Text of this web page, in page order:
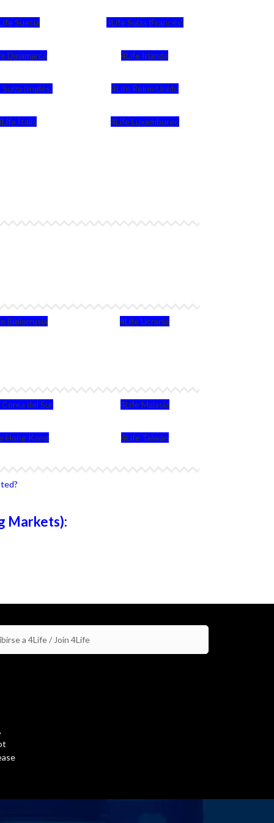
Suecia 4Life Suiza (Francés)
Dinamarca 4Life Irlanda
(Inglés) 4Life Reino Unido
Italia 4Life Luxemburgo
Bielorrusia 4Life Ucrania
del Sur 4Life Malasia
Hong Kong 4Life Taiwán
Markets):
a 4Life / Join 4Life